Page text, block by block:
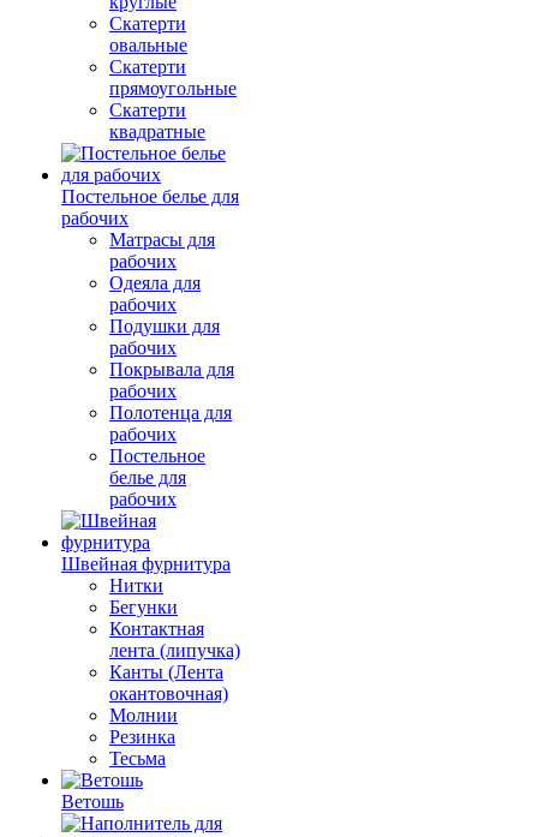
Скатерти
овальные
Скатерти
прямоугольные
Скатерти
квадратные
Постельное белье для
рабочих
Матрасы для
рабочих
Одеяла для
рабочих
Подушки для
рабочих
Покрывала для
рабочих
Полотенца для
рабочих
Постельное
белье для
рабочих
Швейная фурнитура
Нитки
Бегунки
Контактная
лента (липучка)
Канты (Лента
окантовочная)
Молнии
Резинка
Тесьма
Ветошь